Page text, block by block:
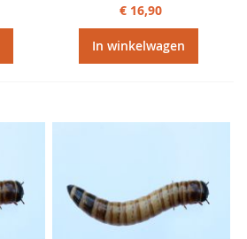
€ 16,90
In winkelwagen